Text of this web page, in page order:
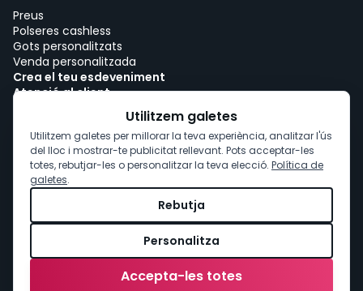
Preus
Polseres cashless
Gots personalitzats
Venda personalitzada
Crea el teu esdeveniment
Atenció al client
Treballa amb woutick!
Consentiment de cookies
Utilitzem galetes
Utilitzem galetes per millorar la teva experiència, analitzar l'ús
del lloc i mostrar-te publicitat rellevant. Pots acceptar-les
totes, rebutjar-les o personalitzar la teva elecció. Política de
galetes.
Rebutja
Personalitza
Accepta-les totes